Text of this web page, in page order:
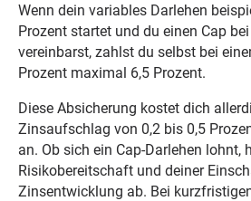
Wenn dein variables Darlehen
Prozent startet und du einen Cap
vereinbarst, zahlst du selbst bei
Prozent maximal 6,5 Prozent.
Diese Absicherung kostet dich
Zinsaufschlag von 0,2 bis 0,5
an. Ob sich ein Cap-Darlehen lohnt,
Risikobereitschaft und deiner
Zinsentwicklung ab. Bei